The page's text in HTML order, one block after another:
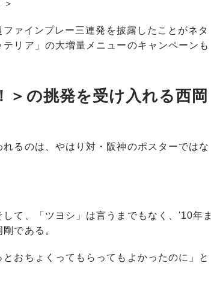
ァインプレー三連発を披露したことがネタ
リア」の大増量メニューのキャンペーンも
＞の挑発を受け入れる西岡
るのは、やはり対・阪神のポスターではな
て、「ツヨシ」は言うまでもなく、'10年ま
である。
おちょくってもらってもよかったのに」と